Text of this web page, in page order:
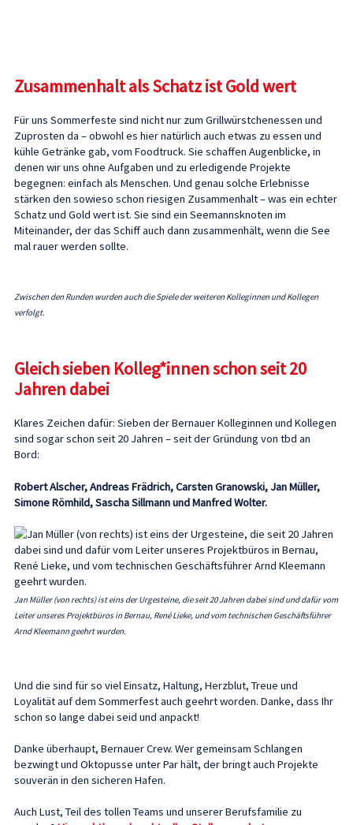
Zusammenhalt als Schatz ist Gold wert
Für uns Sommerfeste sind nicht nur zum Grillwürstchenessen und
Zuprosten da – obwohl es hier natürlich auch etwas zu essen und
kühle Getränke gab, vom Foodtruck. Sie schaffen Augenblicke, in
denen wir uns ohne Aufgaben und zu erledigende Projekte
begegnen: einfach als Menschen. Und genau solche Erlebnisse
stärken den sowieso schon riesigen Zusammenhalt – was ein echter
Schatz und Gold wert ist. Sie sind ein Seemannsknoten im
Miteinander, der das Schiff auch dann zusammenhält, wenn die See
mal rauer werden sollte.
Zwischen den Runden wurden auch die Spiele der weiteren Kolleginnen und Kollegen
verfolgt.
Gleich sieben Kolleg*innen schon seit 20
Jahren dabei
Klares Zeichen dafür: Sieben der Bernauer Kolleginnen und Kollegen
sind sogar schon seit 20 Jahren – seit der Gründung von tbd an
Bord:
Robert Alscher, Andreas Frädrich, Carsten Granowski, Jan Müller,
Simone Römhild, Sascha Sillmann und Manfred Wolter.
Jan Müller (von rechts) ist eins der Urgesteine, die seit 20 Jahren dabei sind und dafür vom
Leiter unseres Projektbüros in Bernau, René Lieke, und vom technischen Geschäftsführer
Arnd Kleemann geehrt wurden.
Und die sind für so viel Einsatz, Haltung, Herzblut, Treue und
Loyalität auf dem Sommerfest auch geehrt worden. Danke, dass Ihr
schon so lange dabei seid und anpackt!
Danke überhaupt, Bernauer Crew. Wer gemeinsam Schlangen
bezwingt und Oktopusse unter Par hält, der bringt auch Projekte
souverän in den sicheren Hafen.
Auch Lust, Teil des tollen Teams und unserer Berufsfamilie zu